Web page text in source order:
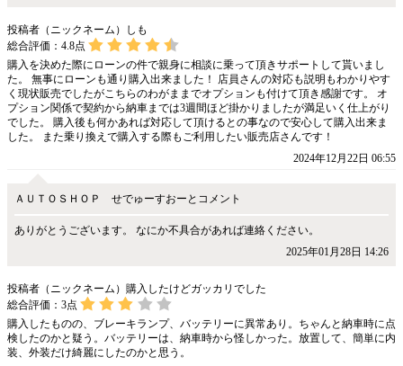
投稿者（ニックネーム）しも
総合評価： 4.8点
購入を決めた際にローンの件で親身に相談に乗って頂きサポートして貰いまし
た。 無事にローンも通り購入出来ました！ 店員さんの対応も説明もわかりやす
く現状販売でしたがこちらのわがままでオプションも付けて頂き感謝です。 オ
プション関係で契約から納車までは3週間ほど掛かりましたが満足いく仕上がり
でした。 購入後も何かあれば対応して頂けるとの事なので安心して購入出来ま
した。 また乗り換えで購入する際もご利用したい販売店さんです！
2024年12月22日 06:55
ＡＵＴＯＳＨＯＰ せでゅーすおーとコメント
ありがとうございます。 なにか不具合があれば連絡ください。
2025年01月28日 14:26
投稿者（ニックネーム）購入したけどガッカリでした
総合評価： 3点
購入したものの、ブレーキランプ、バッテリーに異常あり。ちゃんと納車時に点
検したのかと疑う。バッテリーは、納車時から怪しかった。放置して、簡単に内
装、外装だけ綺麗にしたのかと思う。